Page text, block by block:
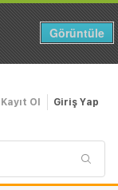
Görüntüle
Kayıt Ol Giriş Yap